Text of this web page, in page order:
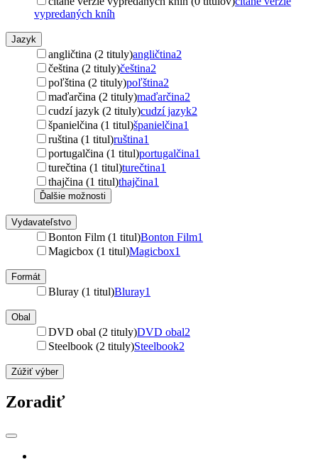
vypredaných kníh
Jazyk
angličtina (2 tituly)angličtina2
čeština (2 tituly)čeština2
poľština (2 tituly)poľština2
maďarčina (2 tituly)maďarčina2
cudzí jazyk (2 tituly)cudzí jazyk2
španielčina (1 titul)španielčina1
ruština (1 titul)ruština1
portugalčina (1 titul)portugalčina1
turečtina (1 titul)turečtina1
thajčina (1 titul)thajčina1
Ďalšie možnosti
Vydavateľstvo
Bonton Film (1 titul)Bonton Film1
Magicbox (1 titul)Magicbox1
Formát
Bluray (1 titul)Bluray1
Obal
DVD obal (2 tituly)DVD obal2
Steelbook (2 tituly)Steelbook2
Zúžiť výber
Zoradiť